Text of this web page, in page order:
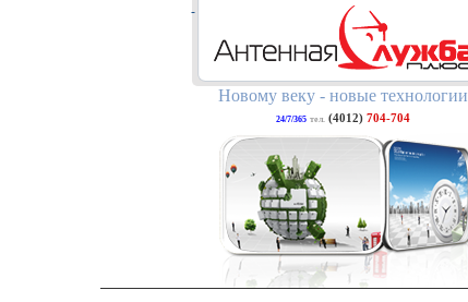
Новому веку - новые технологии
24/7/365 тел. (4012) 704-704